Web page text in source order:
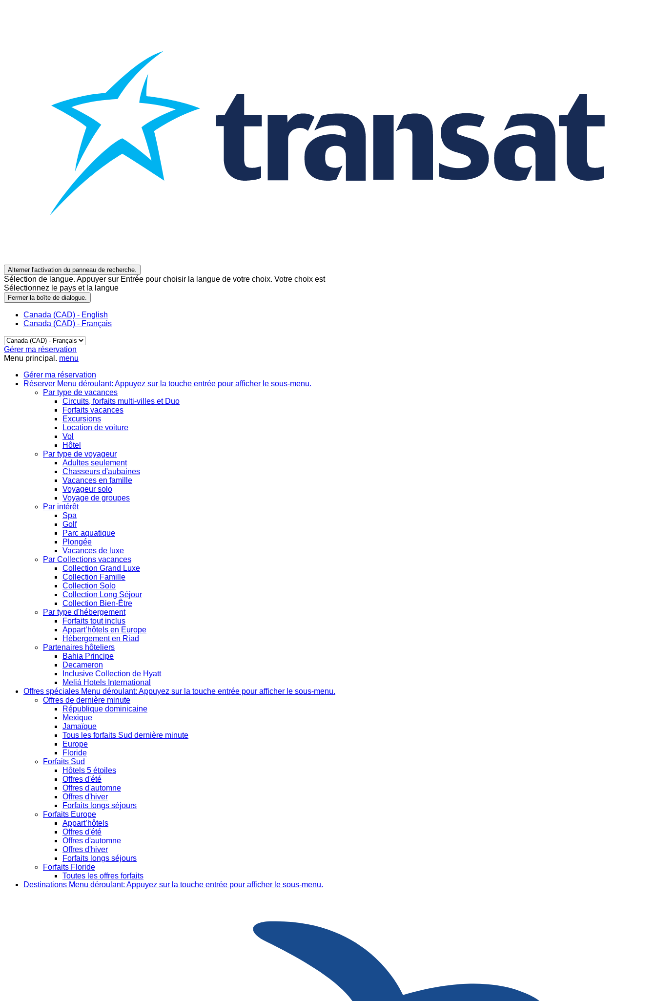
Alterner l'activation du panneau de recherche.
Sélection de langue. Appuyer sur Entrée pour choisir la langue de votre choix. Votre choix est
Sélectionnez le pays et la langue
Fermer la boîte de dialogue.
Canada (CAD) - English
Canada (CAD) - Français
Gérer ma réservation
Menu principal. menu
Gérer ma réservation
Réserver Menu déroulant: Appuyez sur la touche entrée pour afficher le sous-menu.
Par type de vacances
Circuits, forfaits multi-villes et Duo
Forfaits vacances
Excursions
Location de voiture
Vol
Hôtel
Par type de voyageur
Adultes seulement
Chasseurs d'aubaines
Vacances en famille
Voyageur solo
Voyage de groupes
Par intérêt
Spa
Golf
Parc aquatique
Plongée
Vacances de luxe
Par Collections vacances
Collection Grand Luxe
Collection Famille
Collection Solo
Collection Long Séjour
Collection Bien-Être
Par type d'hébergement
Forfaits tout inclus
Appart’hôtels en Europe
Hébergement en Riad
Partenaires hôteliers
Bahia Principe
Decameron
Inclusive Collection de Hyatt
Meliá Hotels International
Offres spéciales Menu déroulant: Appuyez sur la touche entrée pour afficher le sous-menu.
Offres de dernière minute
République dominicaine
Mexique
Jamaïque
Tous les forfaits Sud dernière minute
Europe
Floride
Forfaits Sud
Hôtels 5 étoiles
Offres d'été
Offres d'automne
Offres d'hiver
Forfaits longs séjours
Forfaits Europe
Appart’hôtels
Offres d'été
Offres d'automne
Offres d'hiver
Forfaits longs séjours
Forfaits Floride
Toutes les offres forfaits
Destinations Menu déroulant: Appuyez sur la touche entrée pour afficher le sous-menu.